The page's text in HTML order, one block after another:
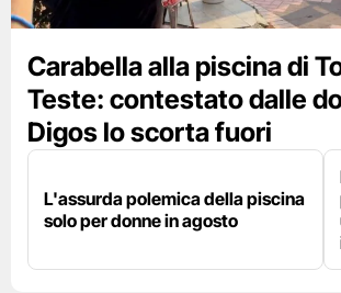
Carabella alla piscina di
Teste: contestato dalle
Digos lo scorta fuori
L'assurda polemica della piscina
solo per donne in agosto